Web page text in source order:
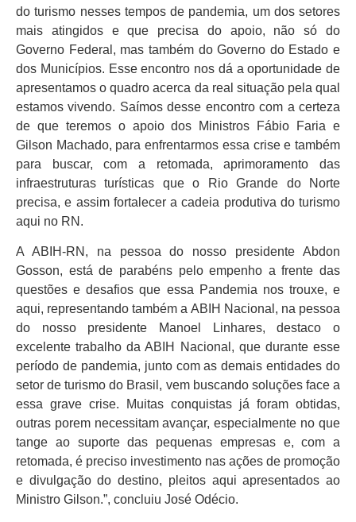
do turismo nesses tempos de pandemia, um dos setores
mais atingidos e que precisa do apoio, não só do
Governo Federal, mas também do Governo do Estado e
dos Municípios. Esse encontro nos dá a oportunidade de
apresentamos o quadro acerca da real situação pela qual
estamos vivendo. Saímos desse encontro com a certeza
de que teremos o apoio dos Ministros Fábio Faria e
Gilson Machado, para enfrentarmos essa crise e também
para buscar, com a retomada, aprimoramento das
infraestruturas turísticas que o Rio Grande do Norte
precisa, e assim fortalecer a cadeia produtiva do turismo
aqui no RN.
A ABIH-RN, na pessoa do nosso presidente Abdon
Gosson, está de parabéns pelo empenho a frente das
questões e desafios que essa Pandemia nos trouxe, e
aqui, representando também a ABIH Nacional, na pessoa
do nosso presidente Manoel Linhares, destaco o
excelente trabalho da ABIH Nacional, que durante esse
período de pandemia, junto com as demais entidades do
setor de turismo do Brasil, vem buscando soluções face a
essa grave crise. Muitas conquistas já foram obtidas,
outras porem necessitam avançar, especialmente no que
tange ao suporte das pequenas empresas e, com a
retomada, é preciso investimento nas ações de promoção
e divulgação do destino, pleitos aqui apresentados ao
Ministro Gilson.”, concluiu José Odécio.